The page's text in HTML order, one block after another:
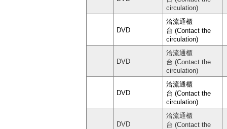
circulation)
DVD
洽流通櫃
台 (Contact the
circulation)
DVD
洽流通櫃
台 (Contact the
circulation)
DVD
洽流通櫃
台 (Contact the
circulation)
DVD
洽流通櫃
台 (Contact the